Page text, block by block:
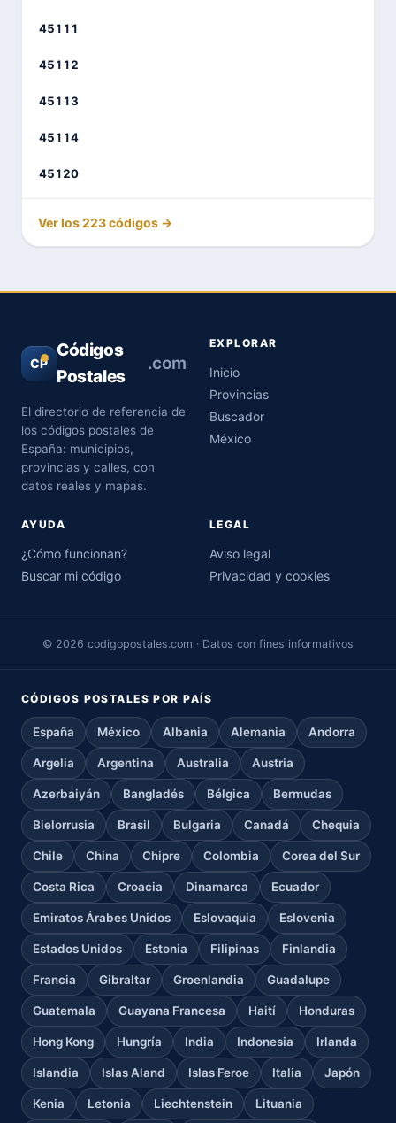
45111
45112
45113
45114
45120
Ver los 223 códigos →
CP
Códigos
Postales
.com
El directorio de referencia de
los códigos postales de
España: municipios,
provincias y calles, con
datos reales y mapas.
EXPLORAR
Inicio
Provincias
Buscador
México
AYUDA
¿Cómo funcionan?
Buscar mi código
LEGAL
Aviso legal
Privacidad y cookies
© 2026 codigopostales.com · Datos con fines informativos
CÓDIGOS POSTALES POR PAÍS
España México Albania Alemania Andorra
Argelia Argentina Australia Austria
Azerbaiyán Bangladés Bélgica Bermudas
Bielorrusia Brasil Bulgaria Canadá Chequia
Chile China Chipre Colombia Corea del Sur
Costa Rica Croacia Dinamarca Ecuador
Emiratos Árabes Unidos Eslovaquia Eslovenia
Estados Unidos Estonia Filipinas Finlandia
Francia Gibraltar Groenlandia Guadalupe
Guatemala Guayana Francesa Haití Honduras
Hong Kong Hungría India Indonesia Irlanda
Islandia Islas Aland Islas Feroe Italia Japón
Kenia Letonia Liechtenstein Lituania